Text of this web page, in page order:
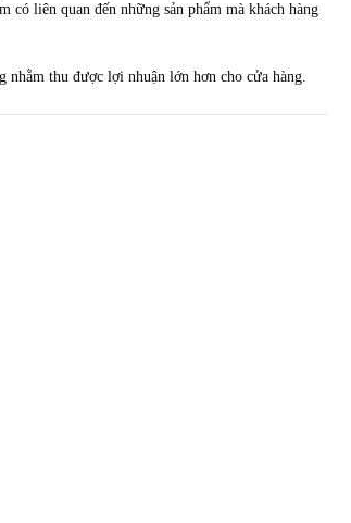
có liên quan đến những sản phẩm mà khách hàng
nhằm thu được lợi nhuận lớn hơn cho cửa hàng.